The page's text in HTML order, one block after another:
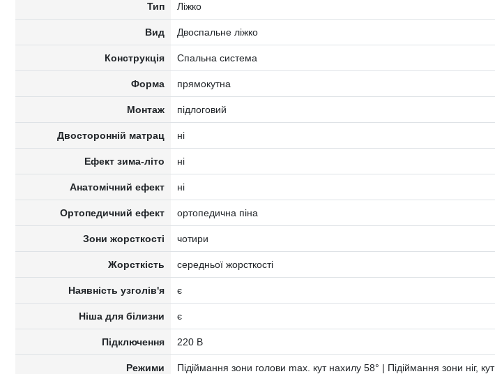
Тип Ліжко
Вид Двоспальне ліжко
Конструкція Спальна система
Форма прямокутна
Монтаж підлоговий
Двосторонній матрац ні
Ефект зима-літо ні
Анатомічний ефект ні
Ортопедичний ефект ортопедична піна
Зони жорсткості чотири
Жорсткість середньої жорсткості
Наявність узголів'я є
Ніша для білизни є
Підключення 220 В
Режими
Підіймання зони голови max. кут нахилу 58° | Підіймання зони ніг, кут